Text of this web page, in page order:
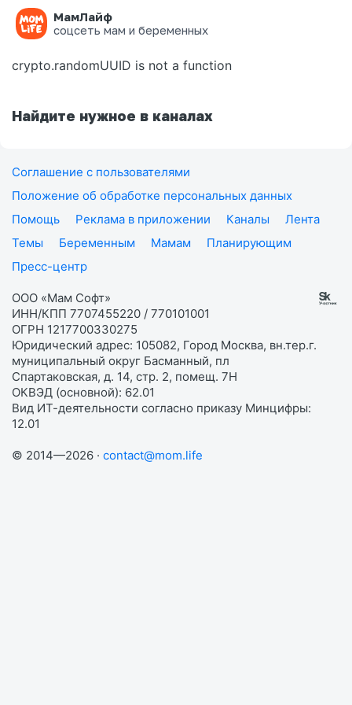
МамЛайф
соцсеть мам и беременных
Ошибка на странице
crypto.randomUUID is not a function
Найдите нужное в каналах
Соглашение с пользователями
Положение об обработке персональных данных
Помощь
Реклама в приложении Каналы
Лента
Темы
Беременным Мамам
Планирующим
Пресс-центр
ООО «Мам Софт»
ИНН/КПП 7707455220 / 770101001
ОГРН 1217700330275
Юридический адрес: 105082, Город Москва, вн.тер.г.
муниципальный округ Басманный, пл
Спартаковская, д. 14, стр. 2, помещ. 7Н
ОКВЭД (основной): 62.01
Вид ИТ-деятельности согласно приказу Минцифры:
12.01
© 2014—2026 · contact@mom.life